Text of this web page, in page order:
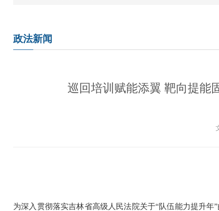
政法新闻
巡回培训赋能添翼 靶向提
为深入贯彻落实吉林省高级人民法院关于“队伍能力提升